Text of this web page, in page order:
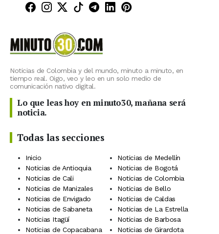
Minuto30 en Facebook
Minuto30 en Instagram
Minuto30 en X (Twitter)
Minuto30 en TikTok
Canal de Minuto30 en
Minuto30 en LinkedIn
Minuto30 en
Noticias de Colombia y del mundo, minuto a minuto, en
tiempo real. Oigo, veo y leo en un solo medio de
comunicación nativo digital.
Lo que leas hoy en minuto30, mañana será
noticia.
Todas las secciones
Inicio
Noticias de Medellín
Noticias de Antioquia
Noticias de Bogotá
Noticias de Cali
Noticias de Colombia
Noticias de Manizales
Noticias de Bello
Noticias de Envigado
Noticias de Caldas
Noticias de Sabaneta
Noticias de La Estrella
Noticias Itagüí
Noticias de Barbosa
Noticias de Copacabana
Noticias de Girardota